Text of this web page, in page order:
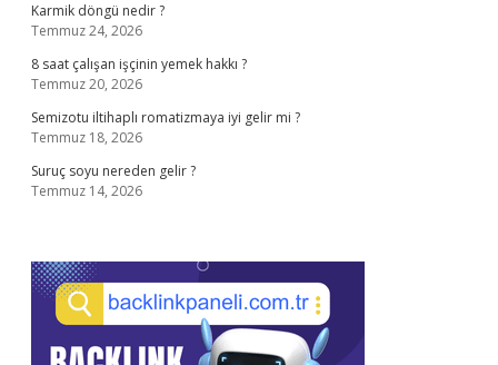
Karmik döngü nedir ?
Temmuz 24, 2026
8 saat çalışan işçinin yemek hakkı ?
Temmuz 20, 2026
Semizotu iltihaplı romatizmaya iyi gelir mi ?
Temmuz 18, 2026
Suruç soyu nereden gelir ?
Temmuz 14, 2026